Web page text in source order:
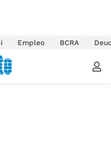
Empleo BCRA